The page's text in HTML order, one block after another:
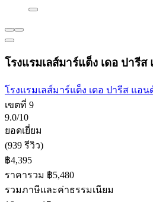
โรงแรมเลส์มาร์แต็ง เดอ ปารี
โรงแรมเลส์มาร์แต็ง เดอ ปารีส แอน
เขตที่ 9
9.0/10
ยอดเยี่ยม
(939 รีวิว)
฿4,395
ราคารวม ฿5,480
รวมภาษีและค่าธรรมเนียม